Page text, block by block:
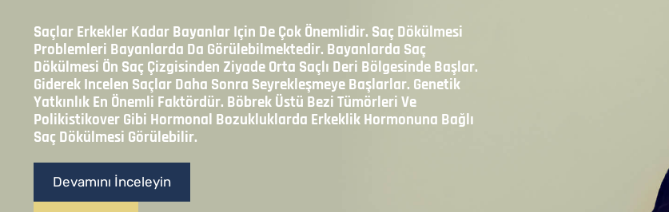
Saçlar Erkekler Kadar Bayanlar Için De Çok Önemlidir. Saç Dökülmesi
Problemleri Bayanlarda Da Görülebilmektedir. Bayanlarda Saç
Dökülmesi Ön Saç Çizgisinden Ziyade Orta Saçlı Deri Bölgesinde Başlar.
Giderek Incelen Saçlar Daha Sonra Seyrekleşmeye Başlarlar. Genetik
Yatkınlık En Önemli Faktördür. Böbrek Üstü Bezi Tümörleri Ve
Polikistikover Gibi Hormonal Bozukluklarda Erkeklik Hormonuna Bağlı
Saç Dökülmesi Görülebilir.
Devamını İnceleyin